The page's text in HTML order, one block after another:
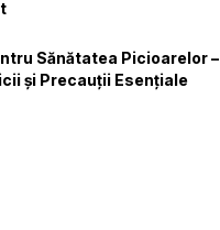
Sănătatea Picioarelor –
și Precauții Esențiale